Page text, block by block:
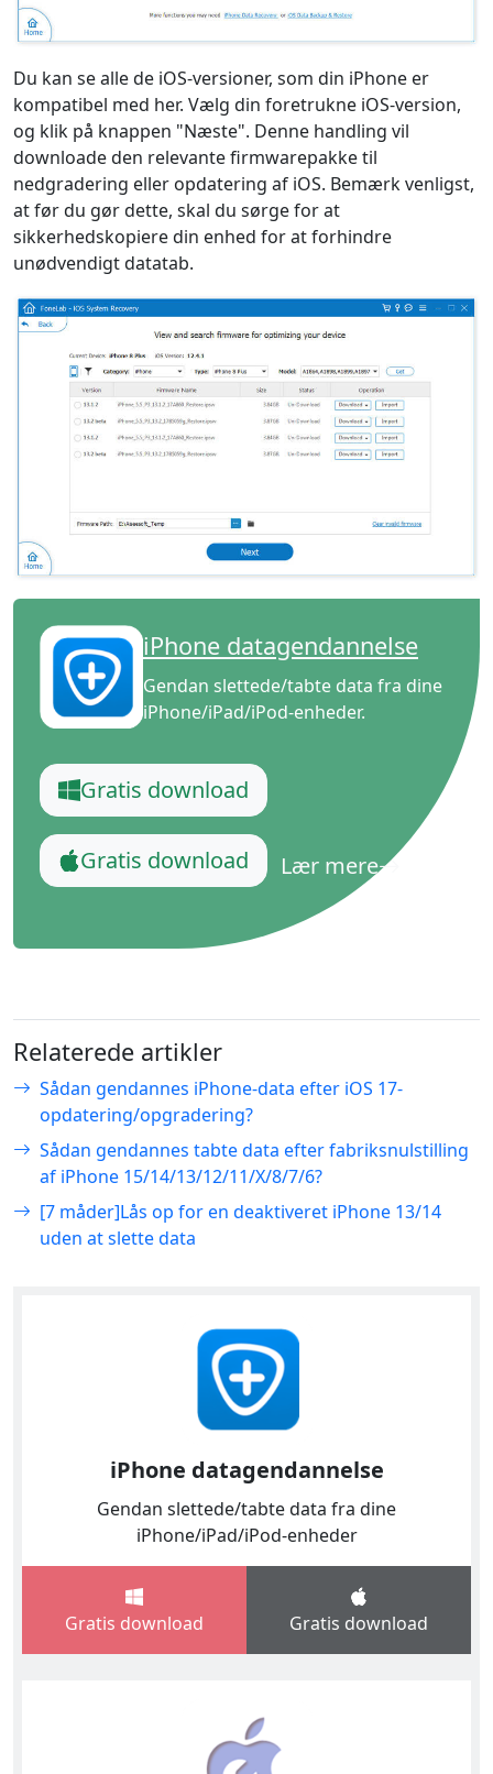
iPhone datagendannelse
Gendan slettede/tabte data fra dine
iPhone/iPad/iPod-enheder
Gratis download Gratis download
Du kan se alle de iOS-versioner, som din iPhone er
kompatibel med her. Vælg din foretrukne iOS-version,
og klik på knappen "Næste". Denne handling vil
downloade den relevante firmwarepakke til
nedgradering eller opdatering af iOS. Bemærk venligst,
at før du gør dette, skal du sørge for at
sikkerhedskopiere din enhed for at forhindre
unødvendigt datatab.
iPhone datagendannelse
Gendan slettede/tabte data fra dine
iPhone/iPad/iPod-enheder.
Gratis download
Gratis download Lær mere
Relaterede artikler
Sådan gendannes iPhone-data efter iOS 17-
opdatering/opgradering?
Sådan gendannes tabte data efter fabriksnulstilling
af iPhone 15/14/13/12/11/X/8/7/6?
[7 måder]Lås op for en deaktiveret iPhone 13/14
uden at slette data
Language Switch
Español
Deutsche
Français
Italiano
Norsk
Suomalainen
Svenska
Dansk
Ελληνικά
Türk
ไทย
Română
Polskie
қазақ
Gaeilge
繁體中文